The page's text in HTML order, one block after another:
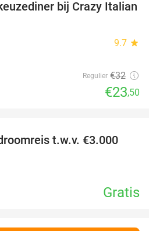
27%
bij Crazy Italian
9.7 star
Regulier €32
€23,50
t.w.v. €3.000
Gratis